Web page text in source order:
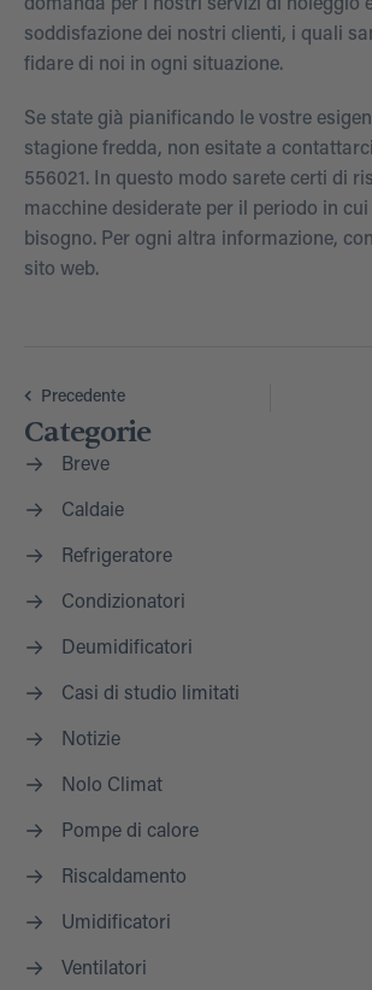
domanda per i nostri servizi di noleggio
soddisfazione dei nostri clienti, i quali
fidare di noi in ogni situazione.
Se state già pianificando le vostre
stagione fredda, non esitate a
556021. In questo modo sarete certi di
macchine desiderate per il periodo in cui
bisogno. Per ogni altra informazione,
sito web.
Precedente
Categorie
Breve
Caldaie
Refrigeratore
Condizionatori
Deumidificatori
Casi di studio limitati
Notizie
Nolo Climat
Pompe di calore
Riscaldamento
Umidificatori
Ventilatori